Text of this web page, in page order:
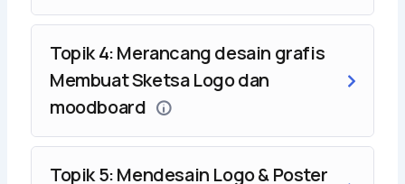
Sesi 4: Membuat rancangan desain grafis
Sesi 5: Menciptakan karya desain grafis berupa logo
dan poster
Moda Pelatihan
Topik 4: Merancang desain grafis
Membuat Sketsa Logo dan
moodboard
Topik 5: Mendesain Logo & Poster